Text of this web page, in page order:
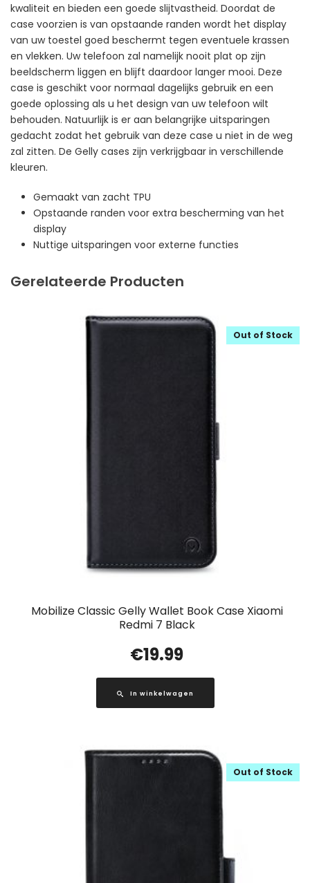
kwaliteit en bieden een goede slijtvastheid. Doordat de
case voorzien is van opstaande randen wordt het display
van uw toestel goed beschermt tegen eventuele krassen
en vlekken. Uw telefoon zal namelijk nooit plat op zijn
beeldscherm liggen en blijft daardoor langer mooi. Deze
case is geschikt voor normaal dagelijks gebruik en een
goede oplossing als u het design van uw telefoon wilt
behouden. Natuurlijk is er aan belangrijke uitsparingen
gedacht zodat het gebruik van deze case u niet in de weg
zal zitten. De Gelly cases zijn verkrijgbaar in verschillende
kleuren.
Gemaakt van zacht TPU
Opstaande randen voor extra bescherming van het
display
Nuttige uitsparingen voor externe functies
Gerelateerde Producten
Mobilize Classic Gelly Wallet Book Case Xiaomi
Redmi 7 Black
Out of Stock
€19.99
In winkelwagen
Out of Stock